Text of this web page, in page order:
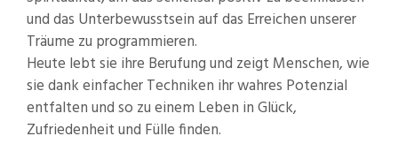
und das Unterbewusstsein auf das Erreichen unserer
Träume zu programmieren.
Heute lebt sie ihre Berufung und zeigt Menschen, wie
sie dank einfacher Techniken ihr wahres Potenzial
entfalten und so zu einem Leben in Glück,
Zufriedenheit und Fülle finden.